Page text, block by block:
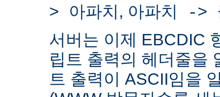
> 아파치 , 아파치 ->
서버는 이제 EBCDIC
립트 출력의 헤더줄을
트 출력이 ASCII임을